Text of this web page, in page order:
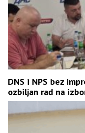
DNS i NPS bez
ozbiljan rad na